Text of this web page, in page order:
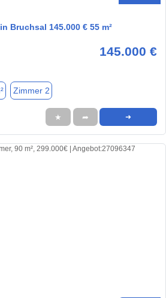
Bruchsal 145.000 € 55 m²
145.000 €
Zimmer 2
★ ➦ ➜